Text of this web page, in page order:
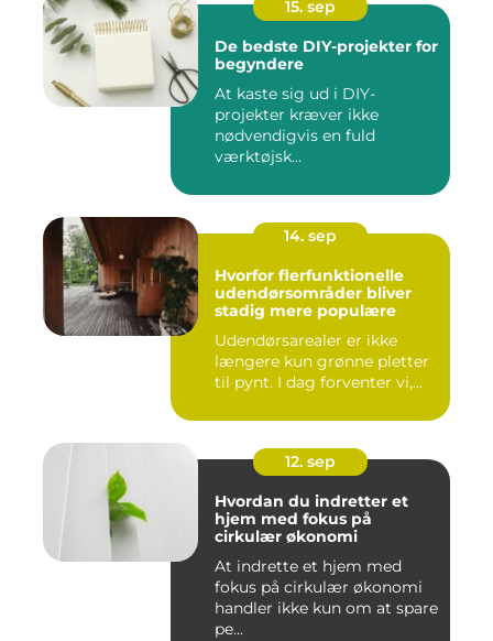
15. sep
De bedste DIY-projekter for
begyndere
At kaste sig ud i DIY-
projekter kræver ikke
nødvendigvis en fuld
værktøjsk...
14. sep
Hvorfor flerfunktionelle
udendørsområder bliver
stadig mere populære
Udendørsarealer er ikke
længere kun grønne pletter
til pynt. I dag forventer vi,...
12. sep
Hvordan du indretter et
hjem med fokus på
cirkulær økonomi
At indrette et hjem med
fokus på cirkulær økonomi
handler ikke kun om at spare
pe...